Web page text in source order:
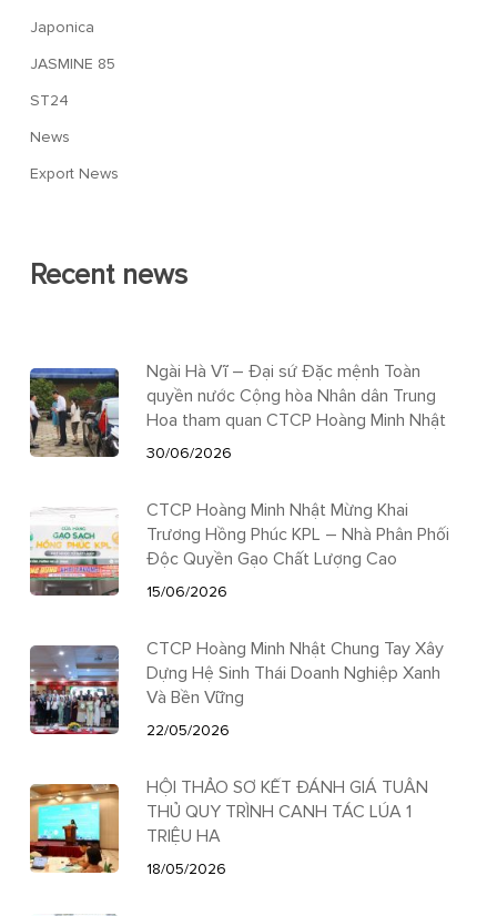
Japonica
JASMINE 85
ST24
News
Export News
Recent news
Ngài Hà Vĩ – Đại sứ Đặc mệnh Toàn
quyền nước Cộng hòa Nhân dân Trung
Hoa tham quan CTCP Hoàng Minh Nhật
30/06/2026
CTCP Hoàng Minh Nhật Mừng Khai
Trương Hồng Phúc KPL – Nhà Phân Phối
Độc Quyền Gạo Chất Lượng Cao
15/06/2026
CTCP Hoàng Minh Nhật Chung Tay Xây
Dựng Hệ Sinh Thái Doanh Nghiệp Xanh
Và Bền Vững
22/05/2026
HỘI THẢO SƠ KẾT ĐÁNH GIÁ TUÂN
THỦ QUY TRÌNH CANH TÁC LÚA 1
TRIỆU HA
18/05/2026